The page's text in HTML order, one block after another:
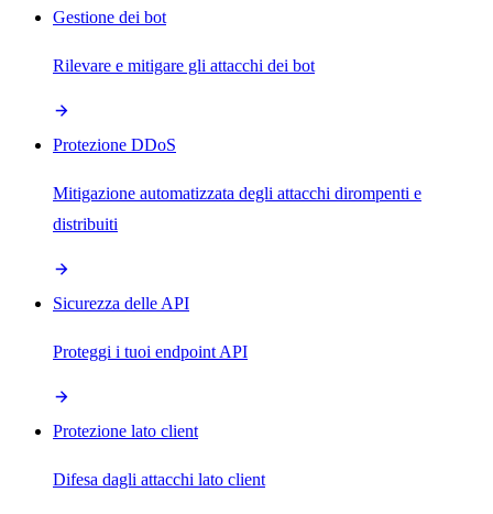
Gestione dei bot
Rilevare e mitigare gli attacchi dei bot
Protezione DDoS
Mitigazione automatizzata degli attacchi dirompenti e
distribuiti
Sicurezza delle API
Proteggi i tuoi endpoint API
Protezione lato client
Difesa dagli attacchi lato client